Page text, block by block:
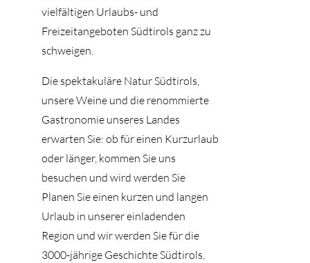
vielfältigen Urlaubs- und
Freizeitangeboten Südtirols ganz zu
schweigen.
Die spektakuläre Natur Südtirols,
unsere Weine und die renommierte
Gastronomie unseres Landes
erwarten Sie: ob für einen Kurzurlaub
oder länger, kommen Sie uns
besuchen und wird werden Sie
Planen Sie einen kurzen und langen
Urlaub in unserer einladenden
Region und wir werden Sie für die
3000-jährige Geschichte Südtirols,